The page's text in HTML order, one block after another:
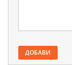
ДОБАВИ